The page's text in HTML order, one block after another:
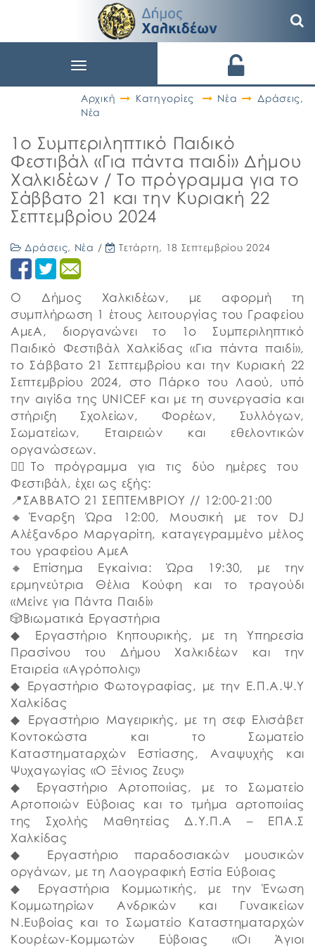
Toggle
Αρχική
Κατηγορίες Νέα Δράσεις,
Νέα
1ο Συμπεριληπτικό Παιδικό
Φεστιβάλ «Για πάντα παιδί» Δήμου
Χαλκιδέων / Το πρόγραμμα για το
Σάββατο 21 και την Κυριακή 22
Σεπτεμβρίου 2024
Δράσεις, Νέα / Τετάρτη, 18 Σεπτεμβρίου 2024
Ο Δήμος Χαλκιδέων, με αφορμή τη
συμπλήρωση 1 έτους λειτουργίας του Γραφείου
ΑμεΑ, διοργανώνει το 1ο Συμπεριληπτικό
Παιδικό Φεστιβάλ Χαλκίδας «Για πάντα παιδί»,
το Σάββατο 21 Σεπτεμβρίου και την Κυριακή 22
Σεπτεμβρίου 2024, στο Πάρκο του Λαού, υπό
την αιγίδα της UNICEF και με τη συνεργασία και
στήριξη Σχολείων, Φορέων, Συλλόγων,
Σωματείων, Εταιρειών και εθελοντικών
οργανώσεων.
👉🏼Το πρόγραμμα για τις δύο ημέρες του
Φεστιβάλ, έχει ως εξής:
📍ΣΑΒΒΑΤΟ 21 ΣΕΠΤΕΜΒΡΙΟΥ // 12:00-21:00
🔸Έναρξη Ώρα 12:00, Μουσική με τον DJ
Αλέξανδρο Μαργαρίτη, καταγεγραμμένο μέλος
του γραφείου ΑμεΑ
🔸Επίσημα Εγκαίνια: Ώρα 19:30, με την
ερμηνεύτρια Θέλια Κούφη και το τραγούδι
«Μείνε για Πάντα Παιδί»
🎲Βιωματικά Εργαστήρια
◆ Εργαστήριο Κηπουρικής, με τη Υπηρεσία
Πρασίνου του Δήμου Χαλκιδέων και την
Εταιρεία «Αγρόπολις»
◆ Εργαστήριο Φωτογραφίας, με την Ε.Π.Α.Ψ.Υ
Χαλκίδας
◆ Εργαστήριο Μαγειρικής, με τη σεφ Ελισάβετ
Κοντοκώστα και το Σωματείο
Καταστηματαρχών Εστίασης, Αναψυχής και
Ψυχαγωγίας «Ο Ξένιος Ζευς»
◆ Εργαστήριο Αρτοποιίας, με το Σωματείο
Αρτοποιών Εύβοιας και το τμήμα αρτοποιίας
της Σχολής Μαθητείας Δ.Υ.Π.Α – ΕΠΑ.Σ
Χαλκίδας
◆ Εργαστήριο παραδοσιακών μουσικών
οργάνων, με τη Λαογραφική Εστία Εύβοιας
◆ Εργαστήρια Κομμωτικής, με την Ένωση
Κομμωτηρίων Ανδρικών και Γυναικείων
Ν.Ευβοίας και το Σωματείο Καταστηματαρχών
Κουρέων-Κομμωτών Εύβοιας «Οι Άγιοι